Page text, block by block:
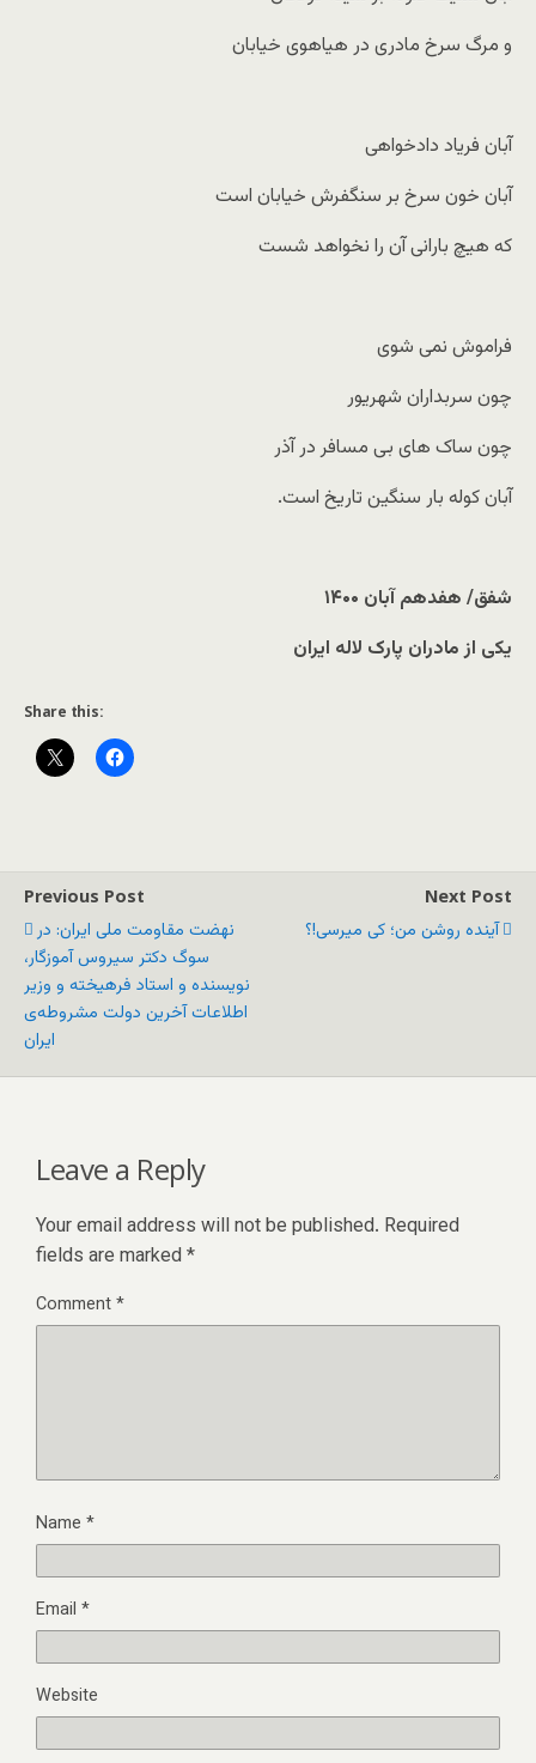
و مرگ سرخ مادری در هیاهوی خیابان
آبان فریاد دادخواهی
آبان خون سرخ بر سنگفرش خیابان است
که هیچ بارانی آن را نخواهد شست
فراموش نمی شوی
چون سربداران شهریور
چون ساک های بی مسافر در آذر
آبان کوله بار سنگین تاریخ است.
شفق/ هفدهم آبان ۱۴۰۰
یکی از مادران پارک لاله ایران
Share this:
Previous Post
نهضت مقاومت ملی ایران: در
سوگ دکتر سیروس آموزگار،
نویسنده و استاد فرهیخته و وزیر
اطلاعات آخرین دولت مشروطه‌ی
ایران
Next Post
آینده روشن من؛ کی میرسی!؟
Leave a Reply
Your email address will not be published. Required
fields are marked *
Comment*
Name *
Email *
Website